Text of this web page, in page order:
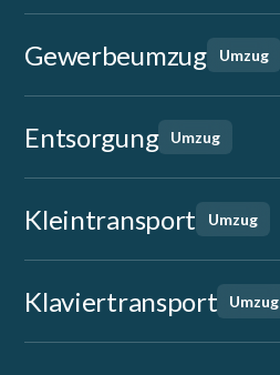
Gewerbeumzug Umzug
Entsorgung Umzug
Kleintransport Umzug
Klaviertransport Umzug